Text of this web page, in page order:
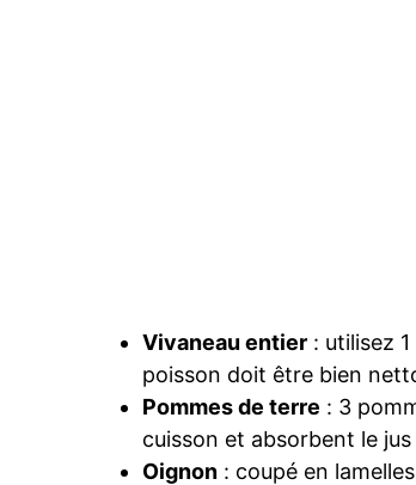
Vivaneau entier : utilisez
poisson doit être bien
Pommes de terre : 3
cuisson et absorbent le
Oignon : coupé en